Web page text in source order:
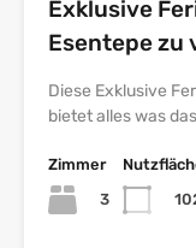
Exklusive
Esentepe zu
Diese Exklusive
bietet alles was
Zimmer
3